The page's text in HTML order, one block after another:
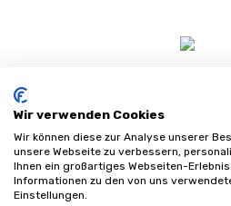
Wir verwenden Cookies
Wir können diese zur Analyse unserer
unsere Webseite zu verbessern,
Ihnen ein großartiges Webseiten-
Informationen zu den von uns
Einstellungen.